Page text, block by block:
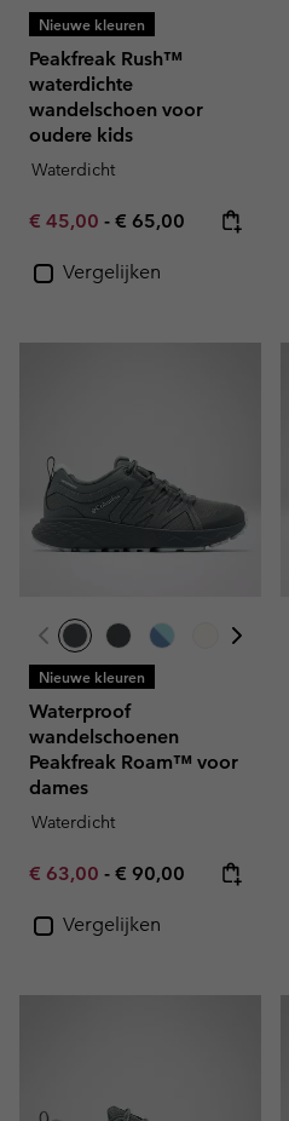
Nieuwe kleuren
Peakfreak Rush™
waterdichte
wandelschoen voor
oudere kids
Waterdicht
Minimum sale price:
€ 45,00 - Maximum price:
€ 65,00
Vergelijken
Nieuwe kleuren
Waterproof
wandelschoenen
Peakfreak Roam™ voor
dames
Waterdicht
Minimum sale price:
€ 63,00 - Maximum price:
€ 90,00
Vergelijken